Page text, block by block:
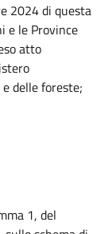
2024 di questa
e le Province
atto
delle foreste;
1, del